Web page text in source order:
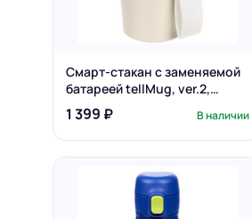
Смарт-стакан с заменяемой
батареей tellMug, ver.2,
молочно-белый
1 399 ₽ В наличии